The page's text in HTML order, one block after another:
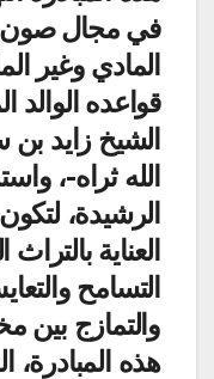
في مجال صون
المادي وغير
قواعده
الشيخ زايد
الله ثراه-،
الرشيدة،
العناية
التسامح
والتمازج بين
هذه المبادرة،